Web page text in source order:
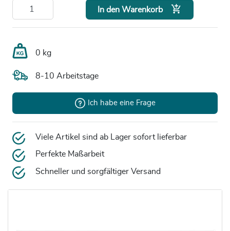
In den Warenkorb 
0 kg
8-10 Arbeitstage
Ich habe eine Frage
Viele Artikel sind ab Lager sofort lieferbar
Perfekte Maßarbeit
Schneller und sorgfältiger Versand